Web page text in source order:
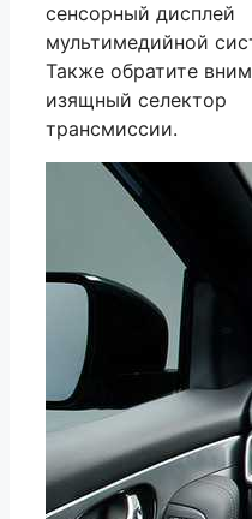
сенсорный дисплей
мультимедийной
Также обратите
изящный селектор
трансмиссии.